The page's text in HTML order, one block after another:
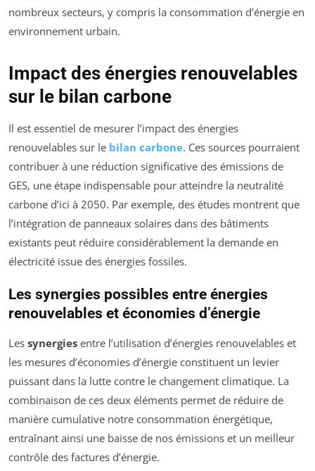
nombreux secteurs, y compris la consommation d’énergie en
environnement urbain.
Impact des énergies renouvelables
sur le bilan carbone
Il est essentiel de mesurer l’impact des énergies
renouvelables sur le bilan carbone. Ces sources pourraient
contribuer à une réduction significative des émissions de
GES, une étape indispensable pour atteindre la neutralité
carbone d’ici à 2050. Par exemple, des études montrent que
l’intégration de panneaux solaires dans des bâtiments
existants peut réduire considérablement la demande en
électricité issue des énergies fossiles.
Les synergies possibles entre énergies
renouvelables et économies d’énergie
Les synergies entre l’utilisation d’énergies renouvelables et
les mesures d’économies d’énergie constituent un levier
puissant dans la lutte contre le changement climatique. La
combinaison de ces deux éléments permet de réduire de
manière cumulative notre consommation énergétique,
entraînant ainsi une baisse de nos émissions et un meilleur
contrôle des factures d’énergie.